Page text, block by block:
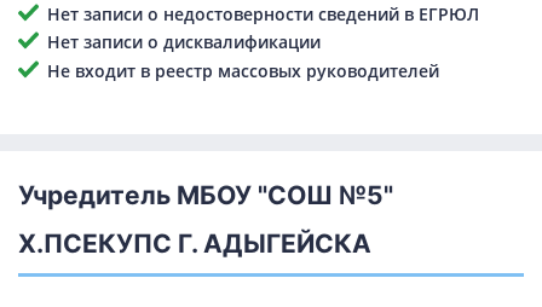
Нет записи о недостоверности сведений в ЕГРЮЛ
Нет записи о дисквалификации
Не входит в реестр массовых руководителей
Учредитель МБОУ "СОШ №5"
Х.ПСЕКУПС Г. АДЫГЕЙСКА